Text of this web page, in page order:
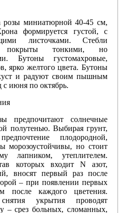
розы миниатюрной 40-45 см,
формируется густой, с
листочками. Стебли
покрыты тонкими, но
Бутоны густомахровые,
ярко желтого цвета. Бутоны
и радуют своим пышным
с июня по октябрь.
предпочитают солнечные
полутенью. Выбирая грунт,
плодородной,
морозоустойчивы, но стоит
лапником, утеплителем.
которых входит N азот,
вносят первый раз после
– при появлении первых
после каждого цветения.
укрытия проводят
– срез больных, сломанных,